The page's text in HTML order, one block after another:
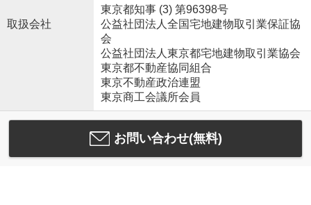
取扱会社
東京都知事 (3) 第96398号
公益社団法人全国宅地建物取引業保証協
会
公益社団法人東京都宅地建物取引業協会
東京都不動産協同組合
東京不動産政治連盟
東京商工会議所会員
お問い合わせ(無料)